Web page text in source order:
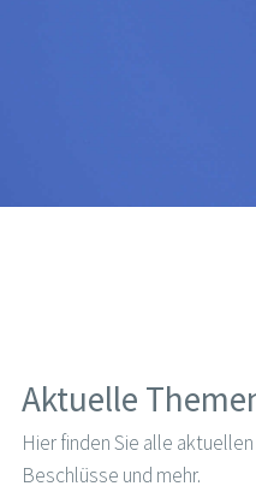
Aktuelle
Hier finden Sie alle
Beschlüsse und mehr.